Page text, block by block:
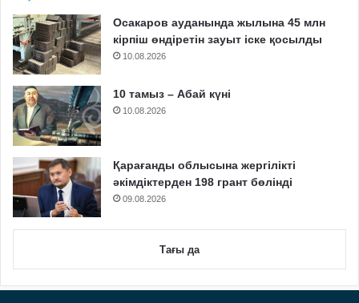
Осакаров ауданында жылына 45 млн
кірпіш өндіретін зауыт іске қосылды
10.08.2026
10 тамыз – Абай күні
10.08.2026
Қарағанды облысына жергілікті
әкімдіктерден 198 грант бөлінді
09.08.2026
Тағы да